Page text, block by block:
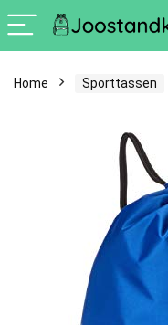
Home Sporttassen